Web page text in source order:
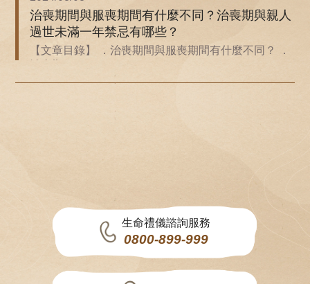
治喪期間與服喪期間有什麼不同？治喪期與親人
過世未滿一年禁忌有哪些？
【文章目錄】 ．治喪期間與服喪期間有什麼不同？ ．
生命禮儀諮詢服務
0800-899-999